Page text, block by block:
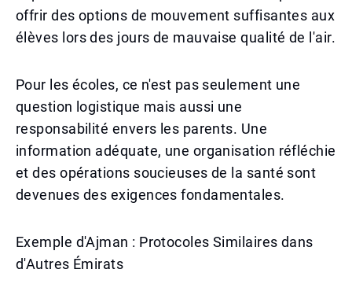
offrir des options de mouvement suffisantes aux
élèves lors des jours de mauvaise qualité de l'air.
Pour les écoles, ce n'est pas seulement une
question logistique mais aussi une
responsabilité envers les parents. Une
information adéquate, une organisation réfléchie
et des opérations soucieuses de la santé sont
devenues des exigences fondamentales.
Exemple d'Ajman : Protocoles Similaires dans
d'Autres Émirats